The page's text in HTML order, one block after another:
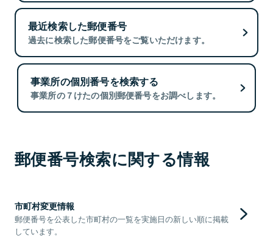
最近検索した郵便番号
過去に検索した郵便番号をご覧いただけます。
事業所の個別番号を検索する
事業所の７けたの個別郵便番号をお調べします。
郵便番号検索に関する情報
市町村変更情報
郵便番号を公表した市町村の一覧を実施日の新しい順に掲載
しています。